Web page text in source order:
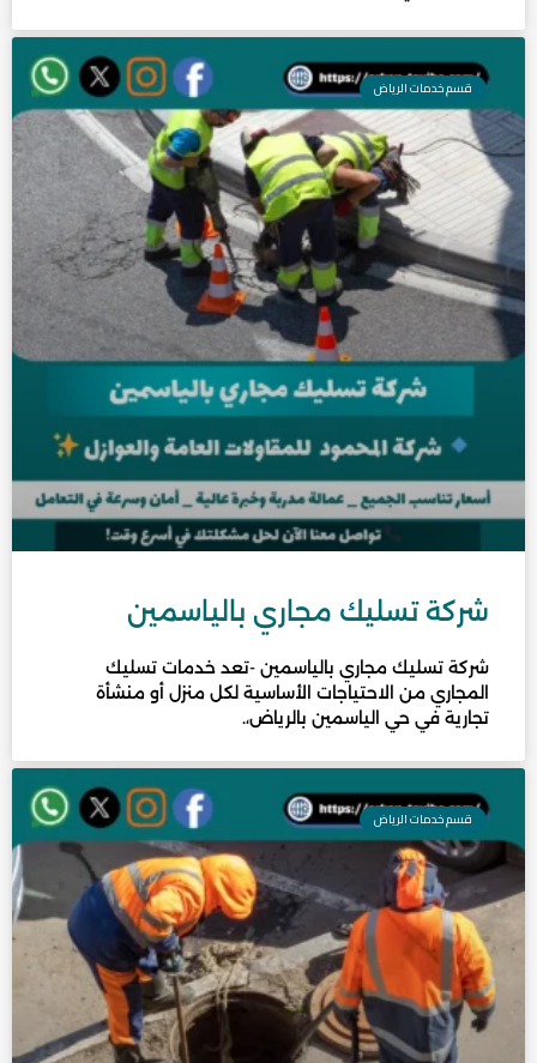
قسم خدمات الرياض
شركة تسليك مجاري بالياسمين
شركة تسليك مجاري بالياسمين -تعد خدمات تسليك
المجاري من الاحتياجات الأساسية لكل منزل أو منشأة
تجارية في حي الياسمين بالرياض،.
قسم خدمات الرياض